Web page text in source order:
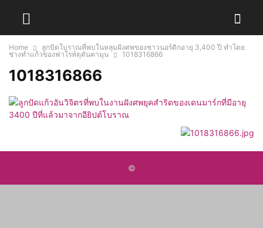
Home
ลูกปัดโบราณที่พบในหลุมฝังศพของชาวนอร์ดิกอายุ 3,400 ปี ทำโดย
ช่างทำแก้วของฟาโรห์ตุตันคามุน
1018316866
1018316866
©